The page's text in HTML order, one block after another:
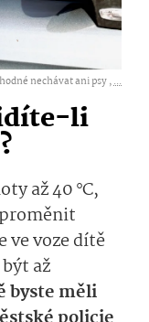
nechávat ani psy ,...
li
až 40 °C,
ve voze dítě
až
byste měli